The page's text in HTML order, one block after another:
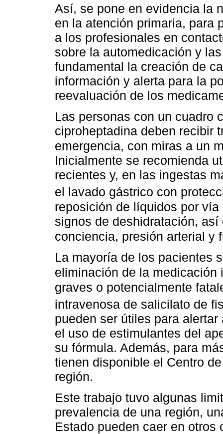
Así, se pone en evidencia la
en la atención primaria, para
a los profesionales en
sobre la automedicación y
fundamental la creación de
información y alerta para la
reevaluación de los
Las personas con un cuadro
ciproheptadina deben recibir
emergencia, con miras a un
Inicialmente se recomienda
recientes y, en las ingestas
el lavado gástrico con
reposición de líquidos por
signos de deshidratación,
conciencia, presión arterial y
La mayoría de los pacientes
eliminación de la medicación
graves o potencialmente
intravenosa de salicilato de
pueden ser útiles para
el uso de estimulantes del
su fórmula. Además, para
tienen disponible el Centro
región.
Este trabajo tuvo algunas
prevalencia de una región,
Estado pueden caer en